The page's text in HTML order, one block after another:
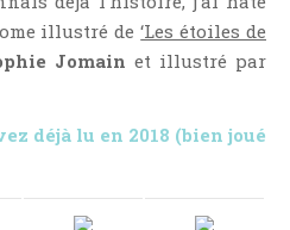
illustré de‘Les étoiles de
Jomain et illustré par
déjà lu en 2018 (bien joué